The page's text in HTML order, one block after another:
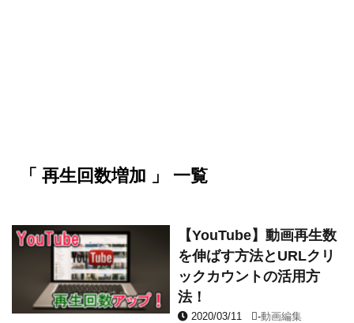
「 再生回数増加 」 一覧
【YouTube】動画再生数
を伸ばす方法とURLクリ
ックカウントの活用方
法！
2020/03/11 -動画編集